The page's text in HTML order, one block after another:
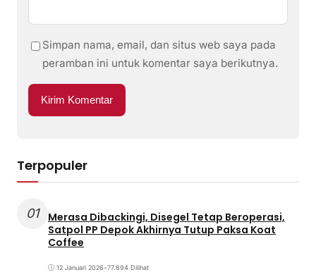
Simpan nama, email, dan situs web saya pada
peramban ini untuk komentar saya berikutnya.
Terpopuler
01
Merasa Dibackingi, Disegel Tetap Beroperasi,
Satpol PP Depok Akhirnya Tutup Paksa Koat
Coffee
12 Januari 2026•77.894 Dilihat